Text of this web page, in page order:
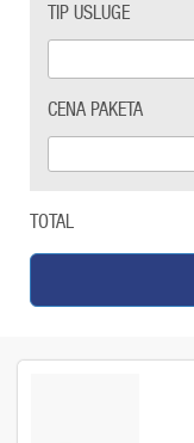
TIP USLUGE
CENA PAKETA
TOTAL